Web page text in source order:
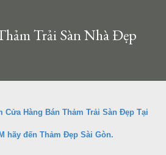
Trải Sàn Nhà Đẹp
Cửa Hàng Bán Thảm Trải Sàn Đẹp Tại
hãy đến Thảm Đẹp Sài Gòn.